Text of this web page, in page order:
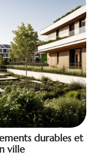
durables et
ville